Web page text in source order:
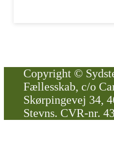
Copyright ©
Fællesskab, c/o
Skørpingevej 34,
Stevns. CVR-nr.